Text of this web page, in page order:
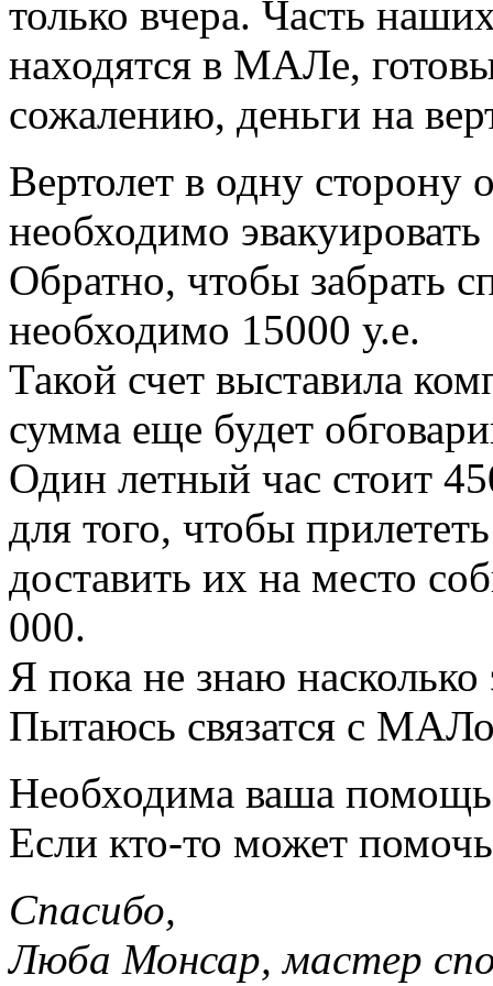
только вчера. Часть
находятся в МАЛе,
сожалению, деньги на
Вертолет в одну сторону
необходимо
Обратно, чтобы забрать
необходимо 15000 у.е.
Такой счет выставила
сумма еще будет
Один летный час стоит
для того, чтобы
доставить их на место
000.
Я пока не знаю насколько
Пытаюсь связатся с
Необходима ваша помощь.
Если кто-то может
Спасибо,
Люба Монсар, мастер